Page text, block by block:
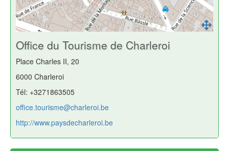
Office du Tourisme de Charleroi
Place Charles II, 20
6000 Charleroi
Tél: +3271863505
office.tourisme@charleroi.be
http://www.paysdecharleroi.be